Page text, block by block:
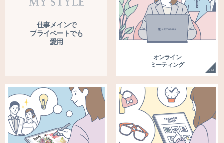
仕事メインで
プライベートでも
愛用
オンライン
ミーティング